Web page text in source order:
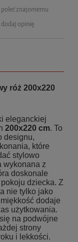
poleć znajomemu
dodaj opinię
róż 200x220
eleganckiej
200x220 cm. To
designu,
które
stylowo
wykonana z
doskonale
dziecka. Z
nie tylko jako
dodaje
użytkowania.
na podwójne
strony
i lekkości.